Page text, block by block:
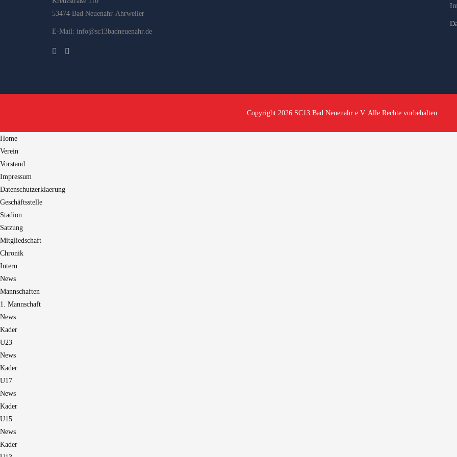
53474 Bad Neuenahr-Ahrweiler
E-Mail: info@sc13badneuenahr.de
Copyright 2026 SC13 Bad Neuenahr e.V. Alle Rechte vorbehalten.
Home
Verein
Vorstand
Impressum
Datenschutzerklaerung
Geschäftsstelle
Stadion
Satzung
Mitgliedschaft
Chronik
Intern
News
Mannschaften
1. Mannschaft
News
Kader
U23
News
Kader
U17
News
Kader
U15
News
Kader